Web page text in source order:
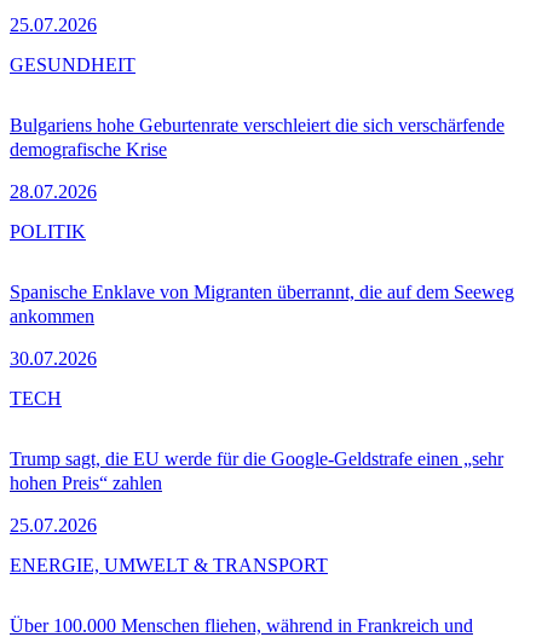
25.07.2026
Bulgariens hohe Geburtenrate verschleiert die sich verschärfende
demografische Krise
28.07.2026
GESUNDHEIT
Spanische Enklave von Migranten überrannt, die auf dem Seeweg
ankommen
30.07.2026
POLITIK
Trump sagt, die EU werde für die Google-Geldstrafe einen „sehr
hohen Preis“ zahlen
25.07.2026
TECH
Über 100.000 Menschen fliehen, während in Frankreich und
ENERGIE, UMWELT & TRANSPORT